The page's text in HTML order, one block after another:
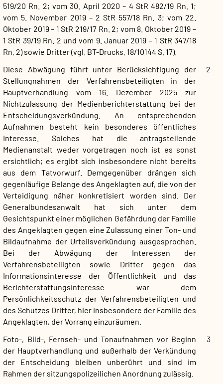
519/20 Rn. 2; vom 30. April 2020 – 4 StR 482/19 Rn. 1;
vom 5. November 2019 – 2 StR 557/18 Rn. 3; vom 22.
Oktober 2019 – 1 StR 219/17 Rn. 2; vom 8. Oktober 2019 –
1 StR 39/19 Rn. 2 und vom 9. Januar 2019 – 1 StR 347/18
Rn. 2) sowie Dritter (vgl. BT-Drucks. 18/10144 S. 17).
2
Diese Abwägung führt unter Berücksichtigung der
Stellungnahmen der Verfahrensbeteiligten in der
Hauptverhandlung vom 16. Dezember 2025 zur
Nichtzulassung der Medienberichterstattung bei der
Entscheidungsverkündung. An entsprechenden
Aufnahmen besteht kein besonderes öffentliches
Interesse. Solches hat die antragstellende
Medienanstalt weder vorgetragen noch ist es sonst
ersichtlich; es ergibt sich insbesondere nicht bereits
aus dem Tatvorwurf. Demgegenüber drängen sich
gegenläufige Belange des Angeklagten auf, die von der
Verteidigung näher konkretisiert worden sind. Der
Generalbundesanwalt hat sich unter dem
Gesichtspunkt einer möglichen Gefährdung der Familie
des Angeklagten gegen eine Zulassung einer Ton- und
Bildaufnahme der Urteilsverkündung ausgesprochen.
Bei der Abwägung der Interessen der
Verfahrensbeteiligten sowie Dritter gegen das
Informationsinteresse der Öffentlichkeit und das
Berichterstattungsinteresse war dem
Persönlichkeitsschutz der Verfahrensbeteiligten und
des Schutzes Dritter, hier insbesondere der Familie des
Angeklagten, der Vorrang einzuräumen.
3
Foto-, Bild-, Fernseh- und Tonaufnahmen vor Beginn
der Hauptverhandlung und außerhalb der Verkündung
der Entscheidung bleiben unberührt und sind im
Rahmen der sitzungspolizeilichen Anordnung zulässig.